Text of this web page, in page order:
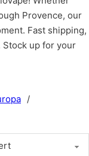
Provence, our
Fast shipping,
Stock up for your
/